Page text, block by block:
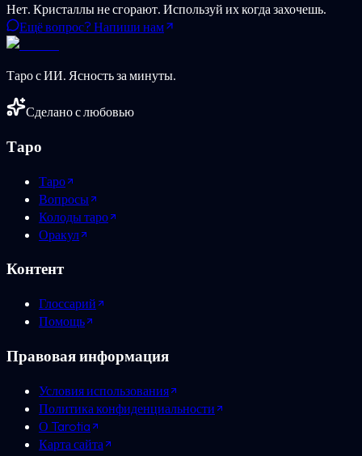
Нет. Кристаллы не сгорают. Используй их когда захочешь.
Ещё вопрос? Напиши нам
Таро с ИИ. Ясность за минуты.
Сделано с любовью
Таро
Таро
Вопросы
Колоды таро
Оракул
Контент
Глоссарий
Помощь
Правовая информация
Условия использования
Политика конфиденциальности
О Tarotia
Карта сайта